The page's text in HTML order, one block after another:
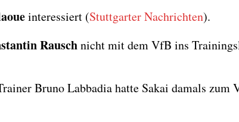
inter­es­siert (Stutt­gar­ter Nach­rich­ten).
Rauschnicht mit dem VfB ins
Bru­no Lab­ba­dia hat­te Sakai damals zum